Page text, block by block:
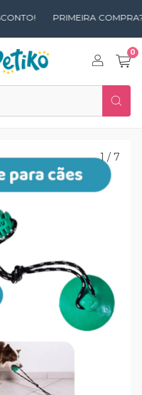
PRIMEIRA COMPRA? USE O
0
1 / 7